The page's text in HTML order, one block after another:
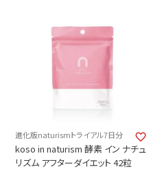
進化版naturismトライアル7日分
koso in naturism 酵素 イン ナチュ
リズム アフターダイエット 42粒